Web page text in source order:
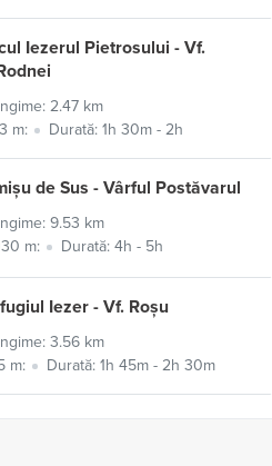
Iezerul Pietrosului - Vf.
2.47 km
m:
Durată: 1h 30m - 2h
de Sus - Vârful Postăvarul
9.53 km
m:
Durată: 4h - 5h
Iezer - Vf. Roșu
3.56 km
m:
Durată: 1h 45m - 2h 30m